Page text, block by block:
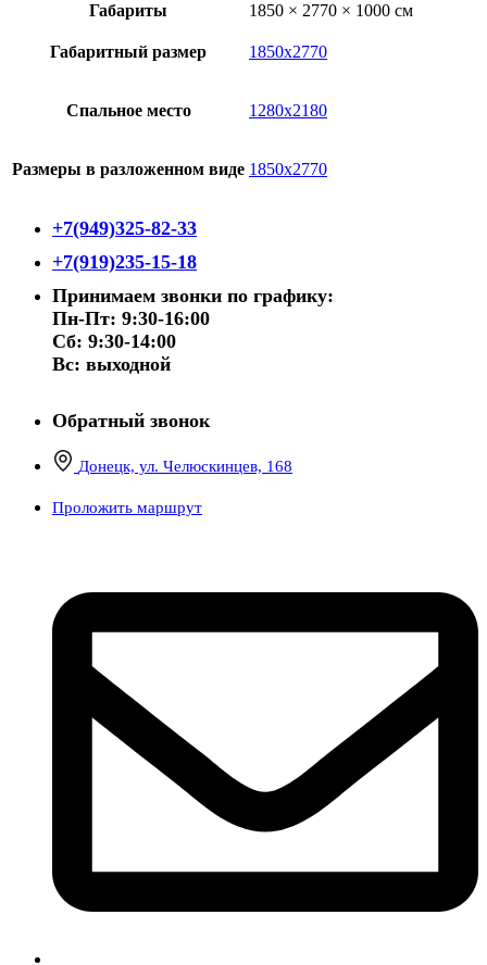
Габариты
1850 × 2770 × 1000 см
Габаритный размер 1850х2770
Спальное место 1280х2180
Размеры в разложенном виде 1850х2770
+7(949)325-82-33
+7(919)235-15-18
Принимаем звонки по графику:
Пн-Пт: 9:30-16:00
Сб: 9:30-14:00
Вс: выходной
Обратный звонок
Донецк, ул. Челюскинцев, 168
Проложить маршрут